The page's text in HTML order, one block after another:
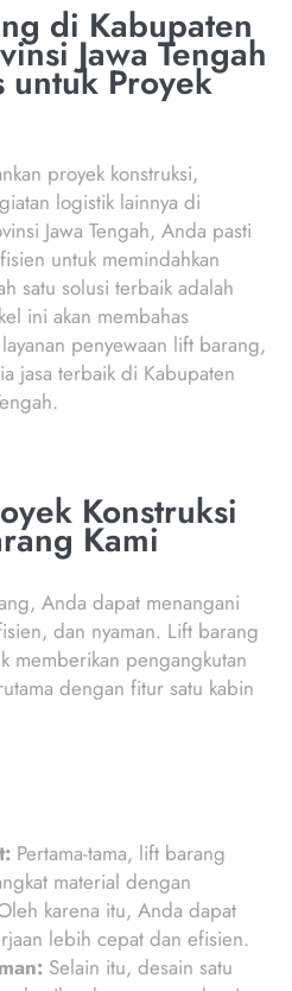
di Kabupaten
Jawa Tengah
untuk Proyek
proyek konstruksi,
logistik lainnya di
Jawa Tengah, Anda pasti
untuk memindahkan
satu solusi terbaik adalah
ini akan membahas
penyewaan lift barang,
jasa terbaik di Kabupaten
Konstruksi
Kami
Anda dapat menangani
dan nyaman. Lift barang
memberikan pengangkutan
dengan fitur satu kabin
Pertama-tama, lift barang
material dengan
karena itu, Anda dapat
lebih cepat dan efisien.
Selain itu, desain satu